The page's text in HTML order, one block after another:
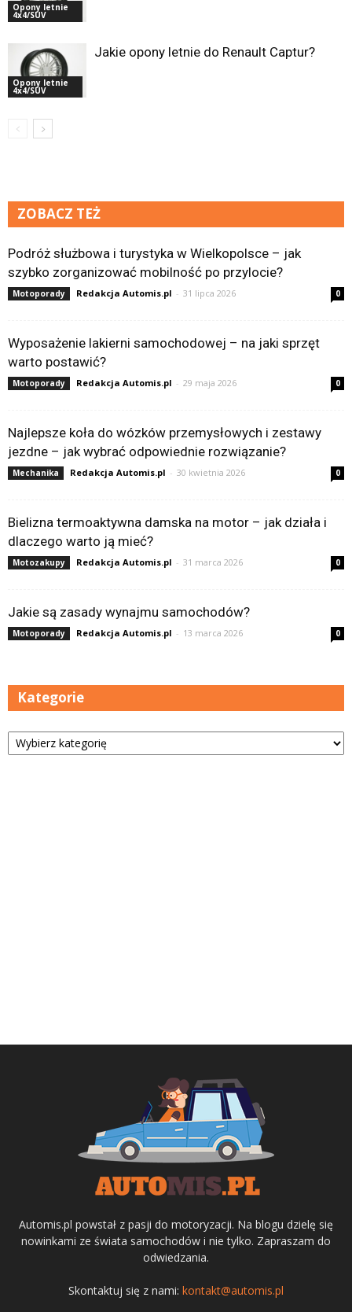
Opony letnie
4x4/SUV
Opony letnie
4x4/SUV
Jakie opony letnie do Renault Captur?
ZOBACZ TEŻ
Podróż służbowa i turystyka w Wielkopolsce – jak
szybko zorganizować mobilność po przylocie?
Motoporady Redakcja Automis.pl - 31 lipca 2026 0
Wyposażenie lakierni samochodowej – na jaki sprzęt
warto postawić?
Motoporady Redakcja Automis.pl - 29 maja 2026 0
Najlepsze koła do wózków przemysłowych i zestawy
jezdne – jak wybrać odpowiednie rozwiązanie?
Mechanika Redakcja Automis.pl - 30 kwietnia 2026 0
Bielizna termoaktywna damska na motor – jak działa i
dlaczego warto ją mieć?
Motozakupy Redakcja Automis.pl - 31 marca 2026 0
Jakie są zasady wynajmu samochodów?
Motoporady Redakcja Automis.pl - 13 marca 2026 0
Kategorie
Kategorie
Automis.pl powstał z pasji do motoryzacji. Na blogu dzielę się
nowinkami ze świata samochodów i nie tylko. Zapraszam do
odwiedzania.
Skontaktuj się z nami: kontakt@automis.pl